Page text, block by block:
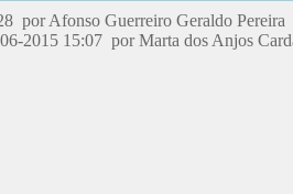
por Afonso Guerreiro Geraldo Pereira
2015 15:07 por Marta dos Anjos